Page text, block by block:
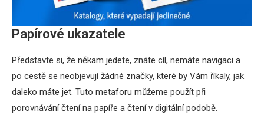
Papírové ukazatele
Představte si, že někam jedete, znáte cíl, nemáte navigaci a
po cestě se neobjevují žádné značky, které by Vám říkaly, jak
daleko máte jet. Tuto metaforu můžeme použít při
porovnávání čtení na papíře a čtení v digitální podobě.